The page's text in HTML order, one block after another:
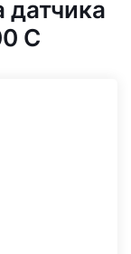
датчика
C